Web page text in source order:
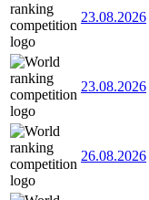
23.08.2026
23.08.2026
26.08.2026